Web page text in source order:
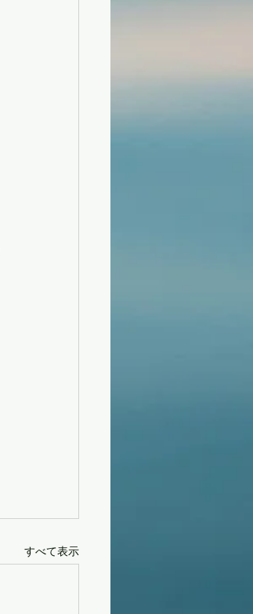
すべて表示